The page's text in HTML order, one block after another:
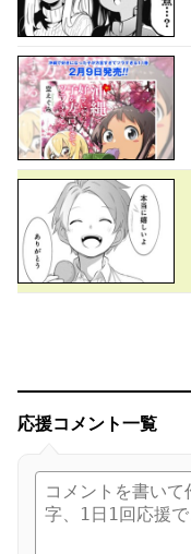
応援コメント一覧